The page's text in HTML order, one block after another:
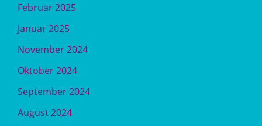
Februar 2025
Januar 2025
November 2024
Oktober 2024
September 2024
August 2024